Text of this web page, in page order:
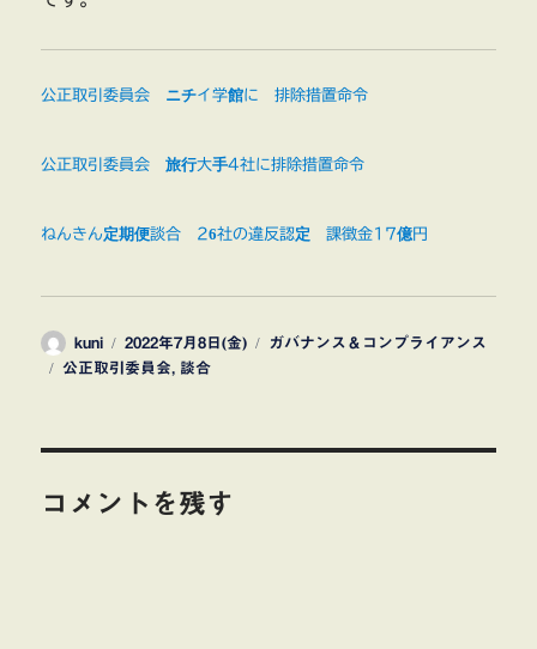
公正取引委員会 ニチイ学館に 排除措置命令
公正取引委員会 旅行大手4社に排除措置命令
ねんきん定期便談合 26社の違反認定 課徴金17億円
投
稿
kuni
投
稿
2022年7月8日(金)
カ
ガバナンス＆コンプライアンス
タ
公正取引委員会, 談合
コメントを残す